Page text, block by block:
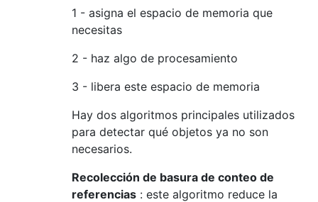
1 - asigna el espacio de memoria que
necesitas
2 - haz algo de procesamiento
3 - libera este espacio de memoria
Hay dos algoritmos principales utilizados
para detectar qué objetos ya no son
necesarios.
Recolección de basura de conteo de
referencias : este algoritmo reduce la